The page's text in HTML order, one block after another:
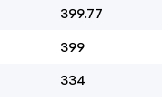
399.77
399
334